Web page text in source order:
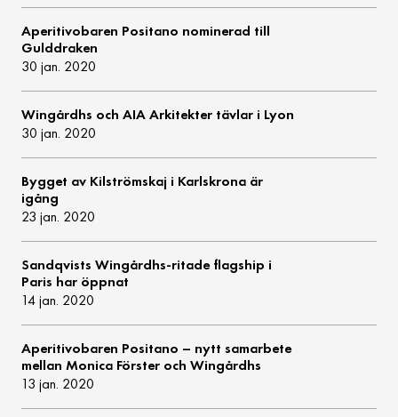
Aperitivobaren Positano nominerad till
Gulddraken
30 jan. 2020
Wingårdhs och AIA Arkitekter tävlar i Lyon
30 jan. 2020
Bygget av Kilströmskaj i Karlskrona är
igång
23 jan. 2020
Sandqvists Wingårdhs-ritade flagship i
Paris har öppnat
14 jan. 2020
Aperitivobaren Positano – nytt samarbete
mellan Monica Förster och Wingårdhs
13 jan. 2020